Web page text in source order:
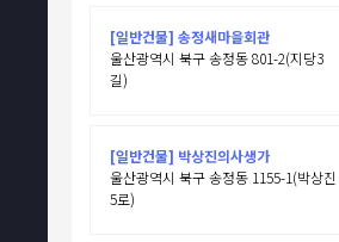
[일반건물] 송정새마을회관
울산광역시 북구 송정동 801-2(지당3
길)
[일반건물] 박상진의사생가
울산광역시 북구 송정동 1155-1(박상진
5로)